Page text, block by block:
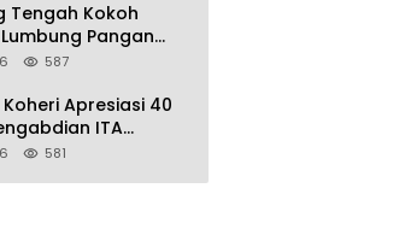
Tengah Kokoh
Pangan
Perkebunan
Pangan adalah
Indonesia
587
Apresiasi 40
ITA
untuk
581